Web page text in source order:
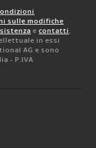
sulle modifiche
e contatti.
in essi
AG e sono
- P.IVA